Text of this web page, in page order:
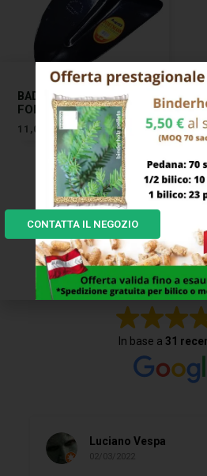
BADILE IMPRESA PUNTA
FORT MASS
11,00
I NOSTRI
In base a 31
Luciano Vespa
02/03/2022
CONTATTA IL NEGOZIO